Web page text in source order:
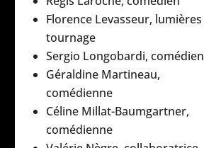
Florence Levasseur, lumières
tournage
Sergio Longobardi, comédien
Géraldine Martineau,
comédienne
Céline Millat-Baumgartner,
comédienne